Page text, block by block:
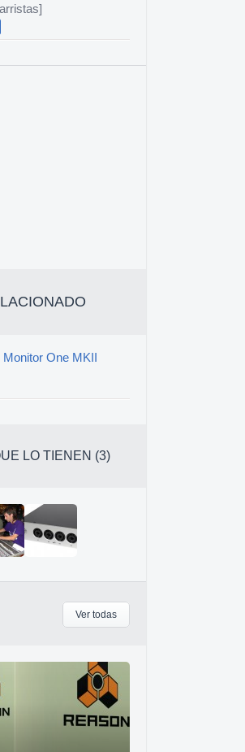
One MKII
LO TIENEN (3)
Ver todas